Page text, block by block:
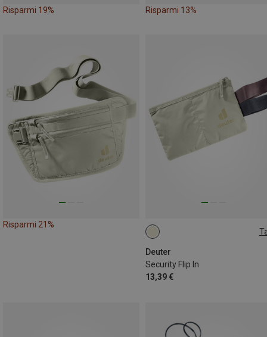
Risparmi 19% Risparmi 13%
Risparmi 21%
Deuter
Security Flip In
13,39 €
ONE SIZE